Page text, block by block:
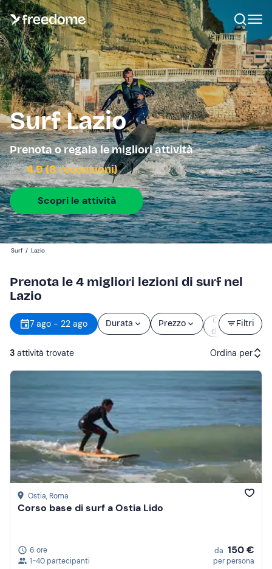
Surf Lazio
Prenota o regala le migliori attività
4.9 (8 recensioni)
Scopri le attività
Surf / Lazio
Prenota le 4 migliori lezioni di surf nel
Lazio
Filtri
7 ago - 22 ago Durata Prezzo
Orario
d’inizio
3 attività trovate Ordina per
Attività consigliate
Prezzo (crescente)
Recensioni
Ostia, Roma
Corso base di surf a Ostia Lido
6 ore
1-40 partecipanti
da 150 €
per persona